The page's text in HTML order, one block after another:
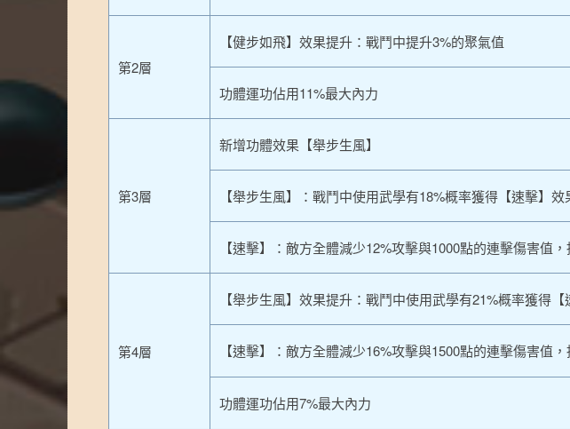
第2層
【健步如飛】效果提升：戰鬥中提升3%的聚氣值
功體運功佔用11%最大內力
第3層
新增功體效果【舉步生風】
【舉步生風】：戰鬥中使用武學有18%概率獲得【速擊】效
【速擊】：敵方全體減少12%攻擊與1000點的連擊傷害值
第4層
【舉步生風】效果提升：戰鬥中使用武學有21%概率獲得【
【速擊】：敵方全體減少16%攻擊與1500點的連擊傷害值
功體運功佔用7%最大內力